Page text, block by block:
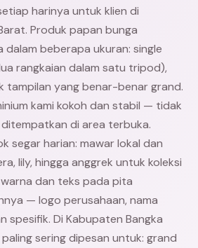
harinya untuk klien di
Produk papan bunga
dalam beberapa ukuran: single
rangkaian dalam satu tripod),
tampilan yang benar-benar grand.
kami kokoh dan stabil — tidak
di area terbuka.
segar harian: mawar lokal dan
lily, hingga anggrek untuk koleksi
dan teks pada pita
— logo perusahaan, nama
spesifik. Di Kabupaten Bangka
sering dipesan untuk: grand